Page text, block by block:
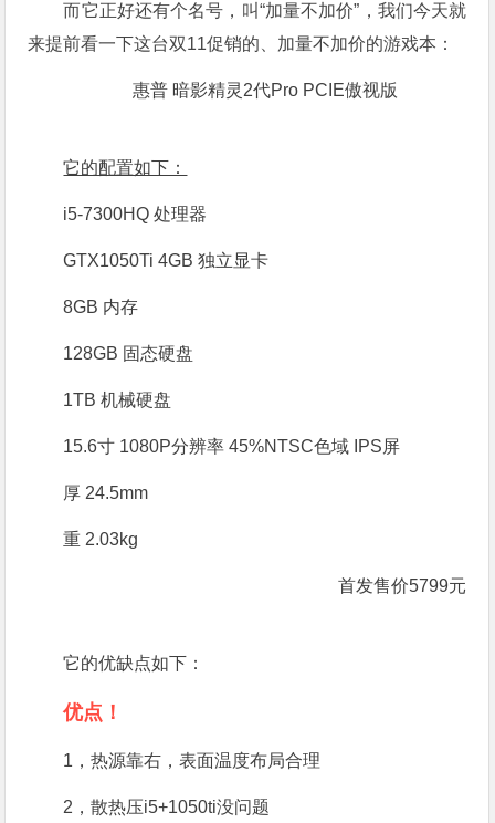
而它正好还有个名号，叫“加量不加价”，我们今天就
来提前看一下这台双11促销的、加量不加价的游戏本：
惠普 暗影精灵2代Pro PCIE傲视版
它的配置如下：
i5-7300HQ 处理器
GTX1050Ti 4GB 独立显卡
8GB 内存
128GB 固态硬盘
1TB 机械硬盘
15.6寸 1080P分辨率 45%NTSC色域 IPS屏
厚 24.5mm
重 2.03kg
首发售价5799元
它的优缺点如下：
优点！
1，热源靠右，表面温度布局合理
2，散热压i5+1050ti没问题